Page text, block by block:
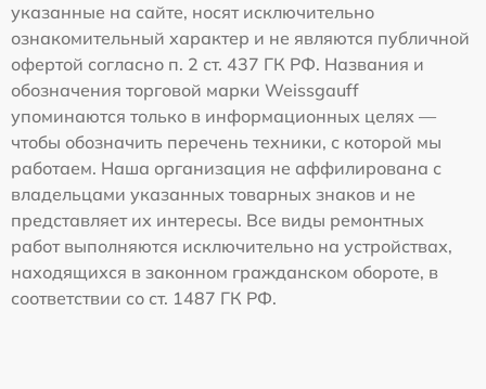
указанные на сайте, носят исключительно
ознакомительный характер и не являются публичной
офертой согласно п. 2 ст. 437 ГК РФ. Названия и
обозначения торговой марки Weissgauff
упоминаются только в информационных целях —
чтобы обозначить перечень техники, с которой мы
работаем. Наша организация не аффилирована с
владельцами указанных товарных знаков и не
представляет их интересы. Все виды ремонтных
работ выполняются исключительно на устройствах,
находящихся в законном гражданском обороте, в
соответствии со ст. 1487 ГК РФ.